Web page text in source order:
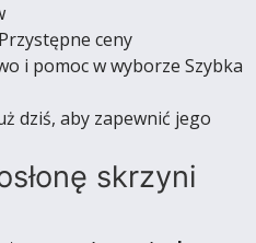
ceny
i pomoc w wyborze Szybka
dziś, aby zapewnić jego
skrzyni